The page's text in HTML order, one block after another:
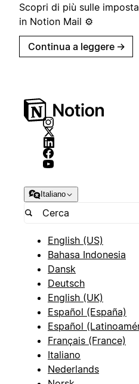
Scopri di più sulle
in Notion Mail ⚙️
Continua a leggere →
Italiano
English (US)
Bahasa Indonesia
Dansk
Deutsch
English (UK)
Español (España)
Español
Français (France)
Italiano
Nederlands